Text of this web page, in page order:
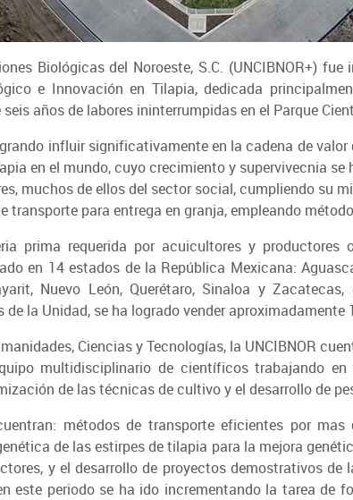
Biológicas del Noroeste, S.C. (UNCIBNOR+)
e Innovación en Tilapia, dedicada
años de labores ininterrumpidas en el Parque
influir significativamente en la cadena de
en el mundo, cuyo crecimiento y supervivecnia
muchos de ellos del sector social, cumpliendo su
transporte para entrega en granja, empleando
prima requerida por acuicultores y productores
en 14 estados de la República Mexicana:
Nuevo León, Querétaro, Sinaloa y
la Unidad, se ha logrado vender
Ciencias y Tecnologías, la UNCIBNOR
multidisciplinario de científicos trabajando
de las técnicas de cultivo y el desarrollo de
métodos de transporte eficientes por
de las estirpes de tilapia para la mejora
y el desarrollo de proyectos demostrativos
este periodo se ha ido incrementando la tarea de